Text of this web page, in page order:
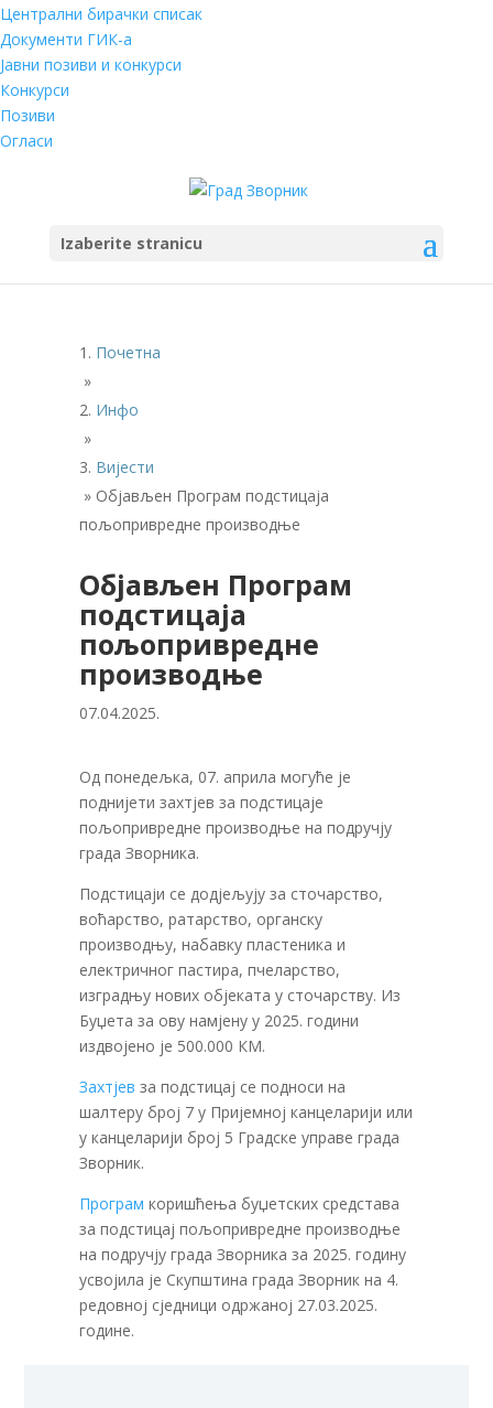
Централни бирачки списак
Документи ГИК-а
Јавни позиви и конкурси
Конкурси
Позиви
Огласи
Izaberite stranicu
Почетна
»
Инфо
»
Вијести
» Објављен Програм подстицаја
пољопривредне производње
Објављен Програм
подстицаја
пољопривредне
производње
07.04.2025.
Од понедељка, 07. априла могуће је
поднијети захтјев за подстицаје
пољопривредне производње на подручју
града Зворника.
Подстицаји се додјељују за сточарство,
воћарство, ратарство, органску
производњу, набавку пластеника и
електричног пастира, пчеларство,
изградњу нових објеката у сточарству. Из
Буџета за ову намјену у 2025. години
издвојено је 500.000 КМ.
Захтјевза подстицај се подноси на
шалтеру број 7 у Пријемној канцеларији или
у канцеларији број 5 Градске управе града
Зворник.
Програм коришћења буџетских средстава
за подстицај пољопривредне производње
на подручју града Зворника за 2025. годину
усвојила је Скупштина града Зворник на 4.
редовној сједници одржаној 27.03.2025.
године.